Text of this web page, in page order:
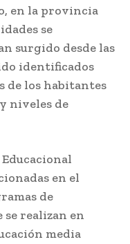
en la provincia
se
surgido desde las
identificados
de los habitantes
niveles de
en el
de
realizan en
media